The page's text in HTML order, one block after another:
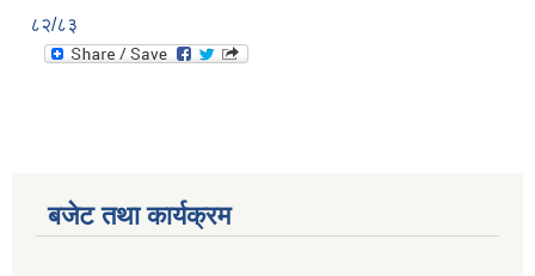
८२/८३
बजेट तथा कार्यक्रम